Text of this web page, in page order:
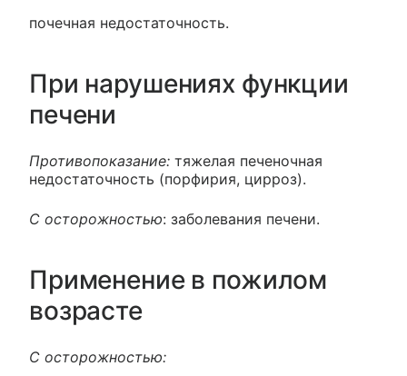
почечная недостаточность.
При нарушениях функции
печени
Противопоказание: тяжелая печеночная
недостаточность (порфирия, цирроз).
С осторожностью: заболевания печени.
Применение в пожилом
возрасте
C осторожностью: